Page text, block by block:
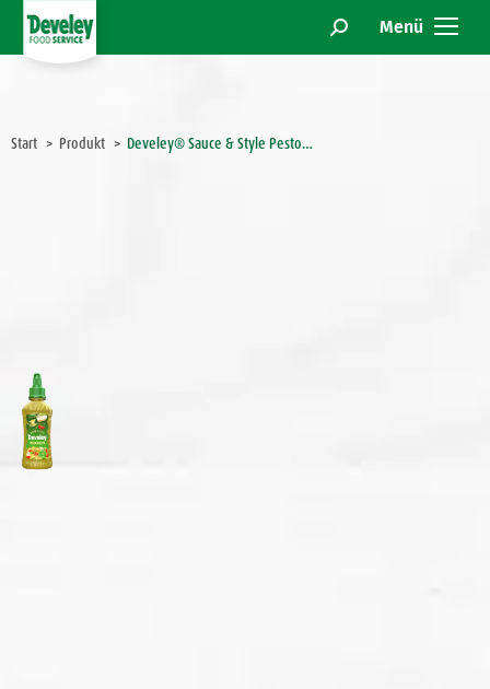
Menü
Search:
Start Produkt Develey® Sauce & Style Pesto…